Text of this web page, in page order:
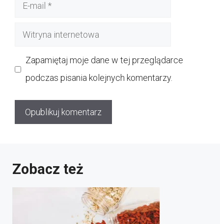
Witryna
Zapamiętaj moje dane w tej przeglądarce
podczas pisania kolejnych komentarzy.
Zobacz też